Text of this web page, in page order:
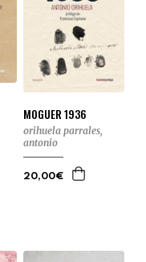
MOGUER 1936
orihuela parrales,
antonio
20,00€